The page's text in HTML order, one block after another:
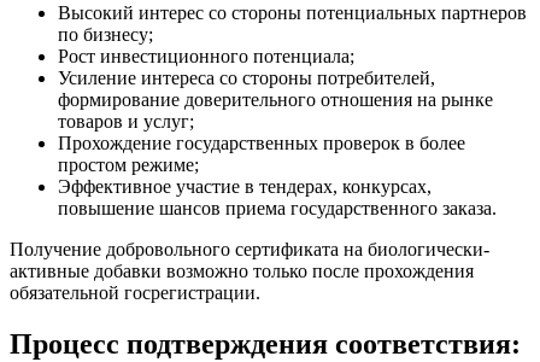
Высокий интерес со стороны потенциальных партнеров
по бизнесу;
Рост инвестиционного потенциала;
Усиление интереса со стороны потребителей,
формирование доверительного отношения на рынке
товаров и услуг;
Прохождение государственных проверок в более
простом режиме;
Эффективное участие в тендерах, конкурсах,
повышение шансов приема государственного заказа.
Получение добровольного сертификата на биологически-
активные добавки возможно только после прохождения
обязательной госрегистрации.
Процесс подтверждения соответствия: